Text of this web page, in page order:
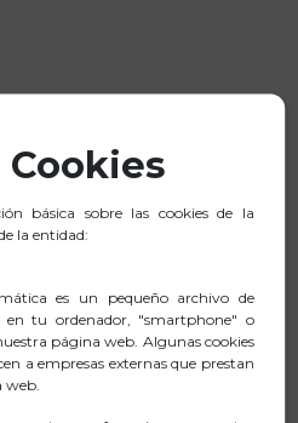
GO
básica sobre las cookies de la
la entidad:
es un pequeño archivo de
tu ordenador, "smartphone" o
página web. Algunas cookies
a empresas externas que prestan
web.